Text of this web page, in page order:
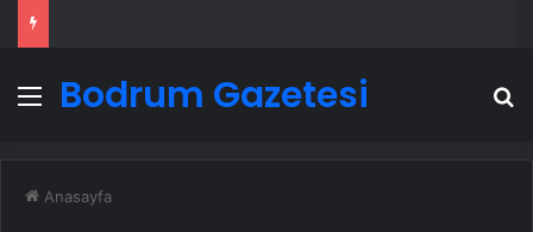
Menü
Bodrum Gazetesi
Anasayfa